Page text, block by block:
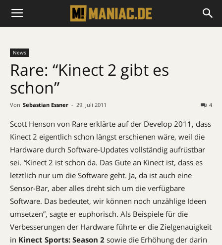
News
Rare: “Kinect 2 gibt es
schon”
Von Sebastian Essner - 29. Juli 2011 4
Scott Henson von Rare erklärte auf der Develop 2011, dass
Kinect 2 eigentlich schon längst erschienen wäre, weil die
Hardware durch Software-Updates vollständig aufrüstbar
sei. “Kinect 2 ist schon da. Das Gute an Kinect ist, dass es
letztlich nur um die Software geht. Ja, da ist auch eine
Sensor-Bar, aber alles dreht sich um die verfügbare
Software. Das bedeutet, wir können noch unzählige Ideen
umsetzen”, sagte er euphorisch. Als Beispiele für die
Verbesserungen der Hardware führte er die Zielgenauigkeit
in Kinect Sports: Season 2 sowie die Erhöhung der darin